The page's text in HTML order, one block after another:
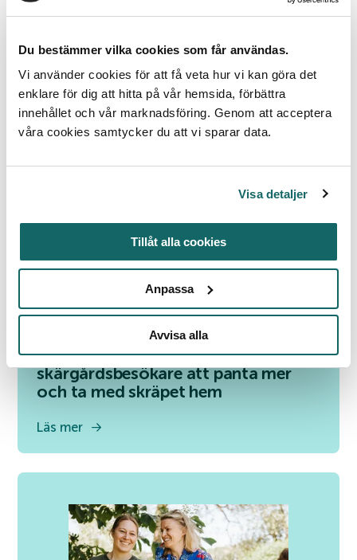
Du bestämmer vilka cookies som får användas.
Vi använder cookies för att få veta hur vi kan göra det
enklare för dig att hitta på vår hemsida, förbättra
innehållet och vår marknadsföring. Genom att acceptera
våra cookies samtycker du att vi sparar data.
Visa detaljer
Tillåt alla cookies
Anpassa
Avvisa alla
Stor satsning ska få fler
skärgårdsbesökare att panta mer
och ta med skräpet hem
Läs mer